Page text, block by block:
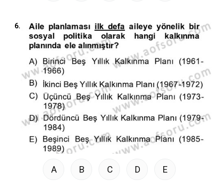
6.
A B C D E